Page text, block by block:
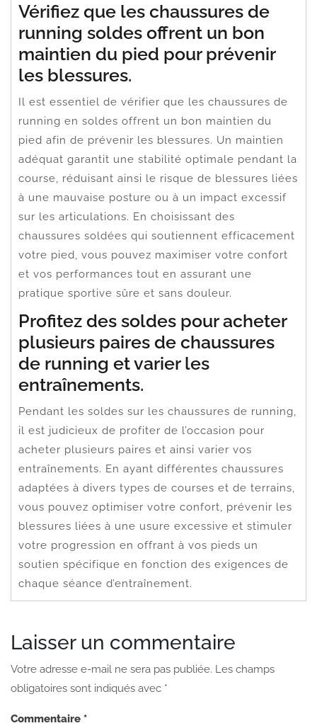
Vérifiez que les chaussures de
running soldes offrent un bon
maintien du pied pour prévenir
les blessures.
Il est essentiel de vérifier que les chaussures de
running en soldes offrent un bon maintien du
pied afin de prévenir les blessures. Un maintien
adéquat garantit une stabilité optimale pendant la
course, réduisant ainsi le risque de blessures liées
à une mauvaise posture ou à un impact excessif
sur les articulations. En choisissant des
chaussures soldées qui soutiennent efficacement
votre pied, vous pouvez maximiser votre confort
et vos performances tout en assurant une
pratique sportive sûre et sans douleur.
Profitez des soldes pour acheter
plusieurs paires de chaussures
de running et varier les
entraînements.
Pendant les soldes sur les chaussures de running,
il est judicieux de profiter de l’occasion pour
acheter plusieurs paires et ainsi varier vos
entraînements. En ayant différentes chaussures
adaptées à divers types de courses et de terrains,
vous pouvez optimiser votre confort, prévenir les
blessures liées à une usure excessive et stimuler
votre progression en offrant à vos pieds un
soutien spécifique en fonction des exigences de
chaque séance d’entraînement.
Laisser un commentaire
Votre adresse e-mail ne sera pas publiée. Les champs
obligatoires sont indiqués avec *
Commentaire *